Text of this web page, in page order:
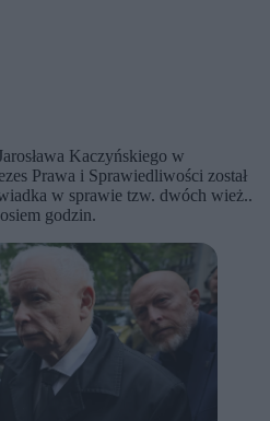
Kaczyńskiego w
Prawa i Sprawiedliwości został
w sprawie tzw. dwóch wież..
godzin.